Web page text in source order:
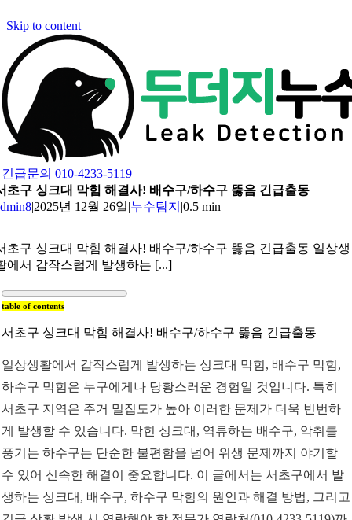
Skip to content
긴급문의 010-4233-5119
초구 싱크대 막힘 해결사! 배수구/하수구 뚫음 긴급출동
|2025년 12월 26일|누수탐지 |0.5 min|
초구 싱크대 막힘 해결사! 배수구/하수구 뚫음 긴급출동 일상생
에서 갑작스럽게 발생하는 [...]
table of contents
서초구 싱크대 막힘 해결사! 배수구/하수구 뚫음 긴급출동
일상생활에서 갑작스럽게 발생하는 싱크대 막힘, 배수구 막힘,
하수구 막힘은 누구에게나 당황스러운 경험일 것입니다. 특히
서초구 지역은 주거 밀집도가 높아 이러한 문제가 더욱 빈번하
게 발생할 수 있습니다. 막힌 싱크대, 역류하는 배수구, 악취를
풍기는 하수구는 단순한 불편함을 넘어 위생 문제까지 야기할
수 있어 신속한 해결이 중요합니다. 이 글에서는 서초구에서 발
생하는 싱크대, 배수구, 하수구 막힘의 원인과 해결 방법, 그리고